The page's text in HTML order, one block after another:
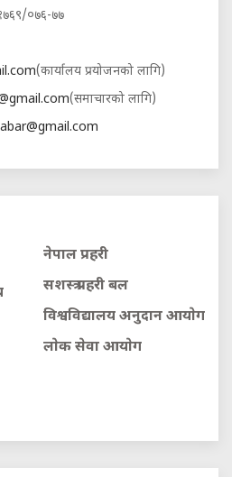
०७६-७७
(कार्यालय प्रयोजनको लागि)
(समाचारको लागि)
नेपाल प्रहरी
सशस्त्र प्रहरी बल
विश्वविद्यालय अनुदान आयाेग
लाेक सेवा आयाेग